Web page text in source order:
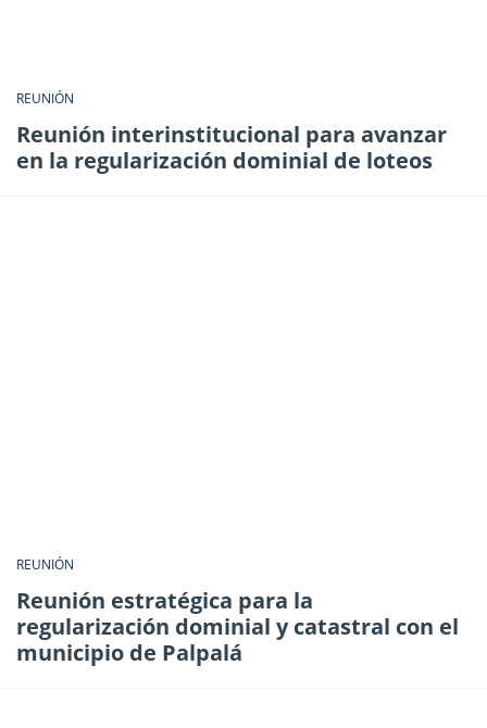
REUNIÓN
Reunión interinstitucional para avanzar
en la regularización dominial de loteos
REUNIÓN
Reunión estratégica para la
regularización dominial y catastral con el
municipio de Palpalá